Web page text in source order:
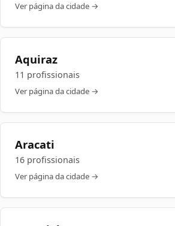
Ver página da cidade →
Aquiraz
11 profissionais
Ver página da cidade →
Aracati
16 profissionais
Ver página da cidade →